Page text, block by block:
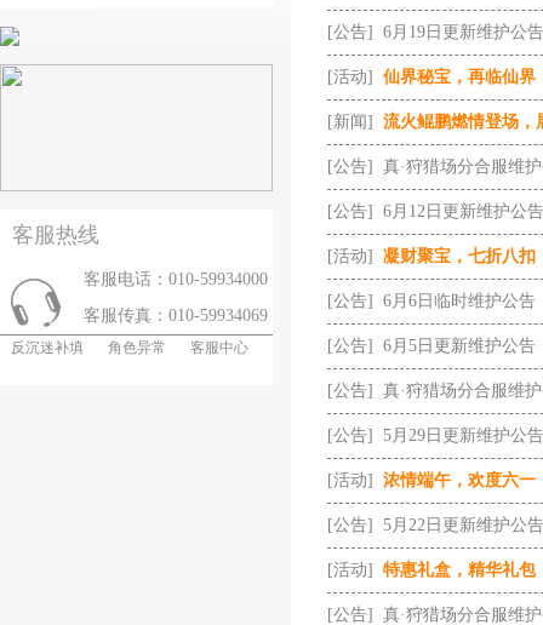
客服热线
客服电话：010-59934000
客服传真：010-59934069
反沉迷补填 角色异常 客服中心
[公告] 6月19日更新维护公告
[活动] 仙界秘宝，再临仙界
[新闻] 流火鲲鹏燃情登场，
[公告] 真·狩猎场分合服维
[公告] 6月12日更新维护公告
[活动] 凝财聚宝，七折八扣
[公告] 6月6日临时维护公告
[公告] 6月5日更新维护公告
[公告] 真·狩猎场分合服维
[公告] 5月29日更新维护公告
[活动] 浓情端午，欢度六一
[公告] 5月22日更新维护公告
[活动] 特惠礼盒，精华礼包
[公告] 真·狩猎场分合服维